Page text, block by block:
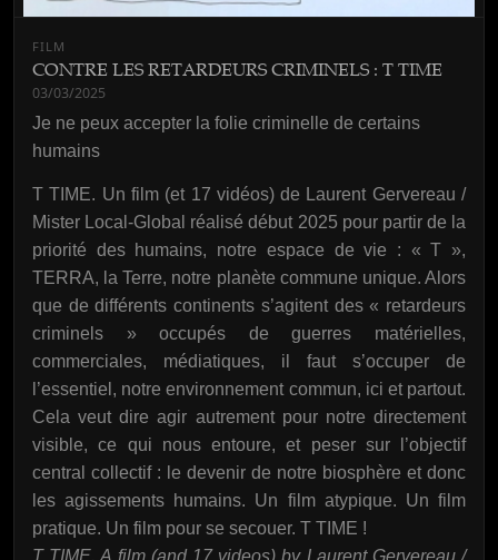
FILM
CONTRE LES RETARDEURS CRIMINELS : T TIME
03/03/2025
Je ne peux accepter la folie criminelle de certains
humains
T TIME. Un film (et 17 vidéos) de Laurent Gervereau /
Mister Local-Global réalisé début 2025 pour partir de la
priorité des humains, notre espace de vie : « T »,
TERRA, la Terre, notre planète commune unique. Alors
que de différents continents s’agitent des « retardeurs
criminels » occupés de guerres matérielles,
commerciales, médiatiques, il faut s’occuper de
l’essentiel, notre environnement commun, ici et partout.
Cela veut dire agir autrement pour notre directement
visible, ce qui nous entoure, et peser sur l’objectif
central collectif : le devenir de notre biosphère et donc
les agissements humains. Un film atypique. Un film
pratique. Un film pour se secouer. T TIME !
T TIME. A film (and 17 videos) by Laurent Gervereau /